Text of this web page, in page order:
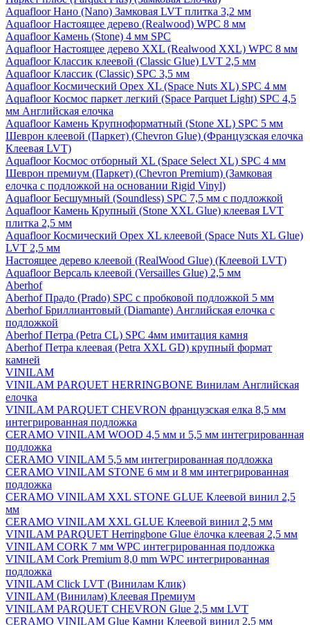
Aquafloor Нано (Nano) Замковая LVT плитка 3,2 мм
Aquafloor Настоящее дерево (Realwood) WPC 8 мм
Aquafloor Камень (Stone) 4 мм SPC
Aquafloor Настоящее дерево XXL (Realwood XXL) WPC 8 мм
Aquafloor Классик клеевой (Classic Glue) LVT 2,5 мм
Aquafloor Классик (Classic) SPC 3,5 мм
Aquafloor Космический Орех XL (Space Nuts XL) SPC 4 мм
Aquafloor Космос паркет легкий (Space Parquet Light) SPC 4,5
мм Английская елочка
Aquafloor Камень Крупноформатный (Stone XL) SPC 5 мм
Шеврон клеевой (Паркет) (Chevron Glue) (Французская елочка
Клеевая LVT)
Aquafloor Космос отборный XL (Space Select XL) SPC 4 мм
Шеврон премиум (Паркет) (Chevron Premium) (Замковая
елочка с подложкой на основании Rigid Vinyl)
Aquafloor Бесшумный (Soundless) SPC 7,5 мм с подложкой
Aquafloor Камень Крупный (Stone XXL Glue) клеевая LVT
плитка 2,5 мм
Aquafloor Космический Орех XL клеевой (Space Nuts XL Glue)
LVT 2,5 мм
Настоящее дерево клеевой (RealWood Glue) (Клеевой LVT)
Aquafloor Версаль клеевой (Versailles Glue) 2,5 мм
Aberhof
Aberhof Прадо (Prado) SPC с пробковой подложкой 5 мм
Aberhof Бриллиантовый (Diamante) Английская елочка с
подложкой
Aberhof Петра (Petra CL) SPC 4мм имитация камня
Aberhof Петра клеевая (Petra XXL GD) крупный формат
камней
VINILAM
VINILAM PARQUET HERRINGBONE Винилам Английская
елочка
VINILAM PARQUET CHEVRON французская елка 8,5 мм
интегрированная подложка
CERAMO VINILAM WOOD 4,5 мм и 5,5 мм интегрированная
подложка
CERAMO VINILAM 5,5 мм интегрированная подложка
CERAMO VINILAM STONE 6 мм и 8 мм интегрированная
подложка
CERAMO VINILAM XXL STONE GLUE Клеевой винил 2,5
мм
CERAMO VINILAM XXL GLUE Клеевой винил 2,5 мм
VINILAM PARQUET Herringbone Glue ёлочка клеевая 2,5 мм
VINILAM CORK 7 мм WPC интегрированная подложка
VINILAM Cork Premium 8,0 mm WPC интегрированная
подложка
VINILAM Click LVT (Винилам Клик)
VINILAM (Винилам) Клеевая Премиум
VINILAM PARQUET CHEVRON Glue 2,5 мм LVT
CERAMO VINILAM Glue Камни Клеевой винил 2,5 мм